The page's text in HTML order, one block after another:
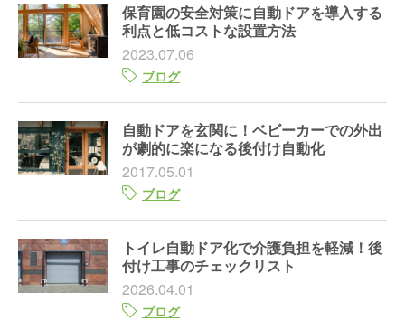
保育園の安全対策に自動ドアを導入する
利点と低コストな設置方法
2023.07.06
ブログ
自動ドアを玄関に！ベビーカーでの外出
が劇的に楽になる後付け自動化
2017.05.01
ブログ
トイレ自動ドア化で介護負担を軽減！後
付け工事のチェックリスト
2026.04.01
ブログ